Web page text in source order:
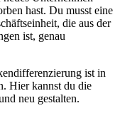
hast. Du musst eine
die aus der
ist, genau
ist in
Hier kannst du die
neu gestalten.